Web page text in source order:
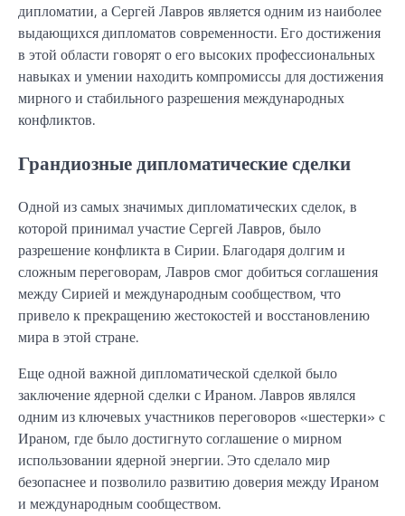
дипломатии, а Сергей Лавров является одним из наиболее
выдающихся дипломатов современности. Его достижения
в этой области говорят о его высоких профессиональных
навыках и умении находить компромиссы для достижения
мирного и стабильного разрешения международных
конфликтов.
Грандиозные дипломатические сделки
Одной из самых значимых дипломатических сделок, в
которой принимал участие Сергей Лавров, было
разрешение конфликта в Сирии. Благодаря долгим и
сложным переговорам, Лавров смог добиться соглашения
между Сирией и международным сообществом, что
привело к прекращению жестокостей и восстановлению
мира в этой стране.
Еще одной важной дипломатической сделкой было
заключение ядерной сделки с Ираном. Лавров являлся
одним из ключевых участников переговоров «шестерки» с
Ираном, где было достигнуто соглашение о мирном
использовании ядерной энергии. Это сделало мир
безопаснее и позволило развитию доверия между Ираном
и международным сообществом.